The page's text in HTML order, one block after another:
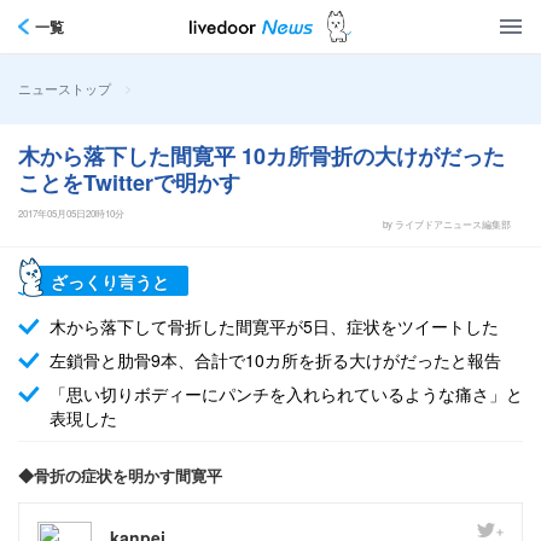
一覧
ニューストップ >
木から落下した間寛平 10カ所骨折の大けがだった
ことをTwitterで明かす
2017年05月05日20時10分
by ライブドアニュース編集部
ざっくり言うと
木から落下して骨折した間寛平が5日、症状をツイートした
左鎖骨と肋骨9本、合計で10カ所を折る大けがだったと報告
「思い切りボディーにパンチを入れられているような痛さ」と
表現した
◆骨折の症状を明かす間寛平